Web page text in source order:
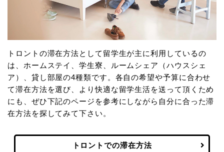
トロントの滞在方法として留学生が主に利用しているの
は、ホームステイ、学生寮、ルームシェア（ハウスシェ
ア）、貸し部屋の4種類です。各自の希望や予算に合わせ
て滞在方法を選び、より快適な留学生活を送って頂くため
にも、ぜひ下記のページを参考にしながら自分に合った滞
在方法を探してみて下さい。
トロントでの滞在方法